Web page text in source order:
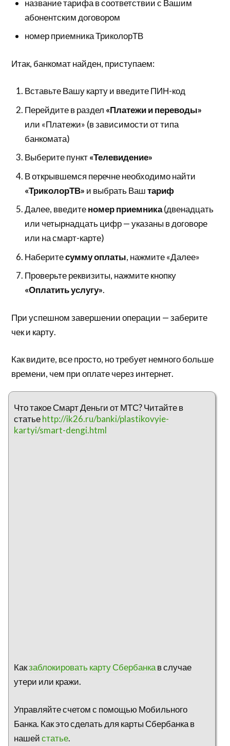
название тарифа в соответствии с Вашим
абонентским договором
номер приемника ТриколорТВ
Итак, банкомат найден, приступаем:
Вставьте Вашу карту и введите ПИН-код
Перейдите в раздел «Платежи и переводы»
или «Платежи» (в зависимости от типа
банкомата)
Выберите пункт«Телевидение»
В открывшемся перечне необходимо найти
«ТриколорТВ» и выбрать Ваштариф
Далее, введитеномер приемника(двенадцать
или четырнадцать цифр — указаны в договоре
или на смарт-карте)
Наберитесумму оплаты, нажмите «Далее»
Проверьте реквизиты, нажмите кнопку
«Оплатить услугу».
При успешном завершении операции — заберите
чек и карту.
Как видите, все просто, но требует немного больше
времени, чем при оплате через интернет.
Что такое Смарт Деньги от МТС? Читайте в
статьеhttp://ik26.ru/banki/plastikovyie-
kartyi/smart-dengi.html
Какзаблокировать карту Сбербанкав случае
утери или кражи.
Управляйте счетом с помощью Мобильного
Банка. Как это сделать для карты Сбербанка в
нашейстатье.